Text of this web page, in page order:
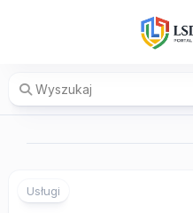
Usługi